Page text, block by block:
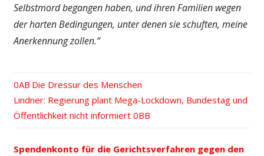
Selbstmord begangen haben, und ihren Familien wegen
der harten Bedingungen, unter denen sie schuften, meine
Anerkennung zollen.“
Beitrags-
Navigation
Vorheriger
Beitrag:
Die Dressur des Menschen
Nächster
Beitrag:
Lindner: Regierung plant Mega-Lockdown, Bundestag und
Öffentlichkeit nicht informiert
Spendenkonto für die Gerichtsverfahren gegen den